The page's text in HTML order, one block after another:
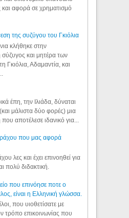
και αφορά σε χρηματισμό
της συζύγου του Γκιόλια
κλήθηκε στην
σύζυγος και μητέρα των
Γκιόλια, Αδαμαντία, και
έπη, την Ιλιάδα, δύναται
(και μάλιστα δύο φορές) μια
αποτέλεσε ιδανικό για...
που μας αφορά
λες και έχει επινοηθεί για
πολύ διδακτική.
που επινόησε ποτε ο
είναι η Ελληνική γλώσσα.
που υιοθετίσατε με
τρόπο επικοινωνίας που